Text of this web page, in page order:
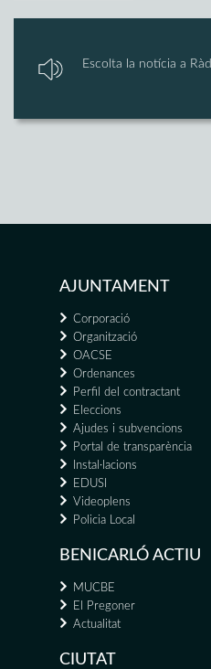
Escolta la notícia a
AJUNTAMENT
Corporació
Organització
OACSE
Ordenances
Perfil del contractant
Eleccions
Ajudes i subvencions
Portal de transparència
Instal·lacions
EDUSI
Videoplens
Policia Local
BENICARLÓ ACTIU
MUCBE
El Pregoner
Actualitat
CIUTAT